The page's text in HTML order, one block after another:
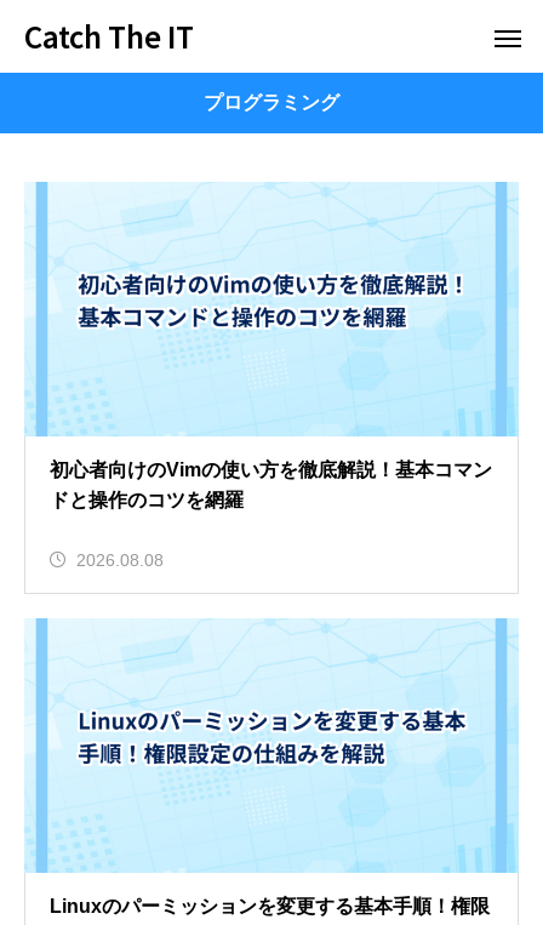
Catch The IT
プログラミング
初心者向けのVimの使い方を徹底解説！基本コマン
ドと操作のコツを網羅
2026.08.08
Linuxのパーミッションを変更する基本手順！権限